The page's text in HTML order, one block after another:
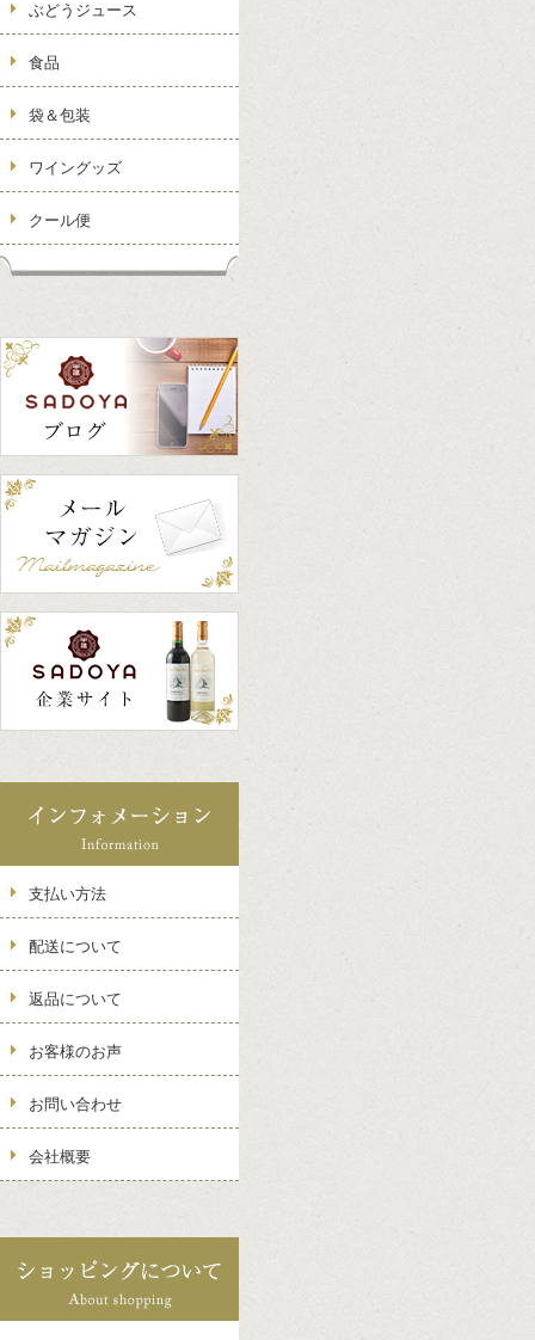
ぶどうジュース
食品
袋＆包装
ワイングッズ
クール便
支払い方法
配送について
返品について
お客様のお声
お問い合わせ
会社概要